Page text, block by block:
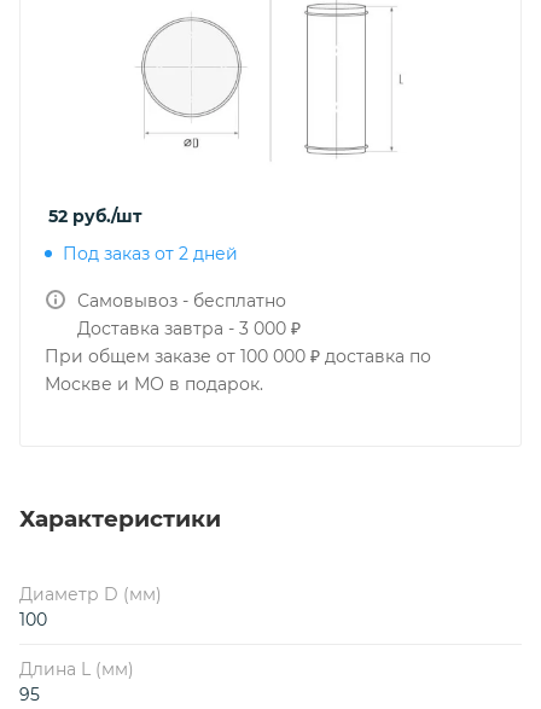
52 руб./шт
Под заказ от 2 дней
Самовывоз - бесплатно
Доставка завтра - 3 000 ₽
При общем заказе от 100 000 ₽ доставка по
Москве и МО в подарок.
Характеристики
Диаметр D (мм)
100
Длина L (мм)
95